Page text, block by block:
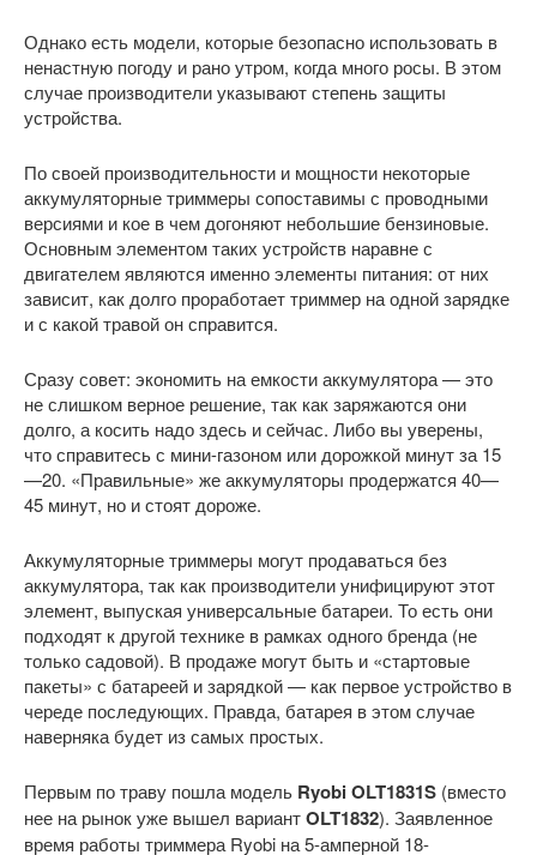
Однако есть модели, которые безопасно использовать в
ненастную погоду и рано утром, когда много росы. В этом
случае производители указывают степень защиты
устройства.
По своей производительности и мощности некоторые
аккумуляторные триммеры сопоставимы с проводными
версиями и кое в чем догоняют небольшие бензиновые.
Основным элементом таких устройств наравне с
двигателем являются именно элементы питания: от них
зависит, как долго проработает триммер на одной зарядке
и с какой травой он справится.
Сразу совет: экономить на емкости аккумулятора — это
не слишком верное решение, так как заряжаются они
долго, а косить надо здесь и сейчас. Либо вы уверены,
что справитесь с мини-газоном или дорожкой минут за 15
—20. «Правильные» же аккумуляторы продержатся 40—
45 минут, но и стоят дороже.
Аккумуляторные триммеры могут продаваться без
аккумулятора, так как производители унифицируют этот
элемент, выпуская универсальные батареи. То есть они
подходят к другой технике в рамках одного бренда (не
только садовой). В продаже могут быть и «стартовые
пакеты» с батареей и зарядкой — как первое устройство в
череде последующих. Правда, батарея в этом случае
наверняка будет из самых простых.
Первым по траву пошла модель Ryobi OLT1831S (вместо
нее на рынок уже вышел вариантOLT1832). Заявленное
время работы триммера Ryobi на 5-амперной 18-